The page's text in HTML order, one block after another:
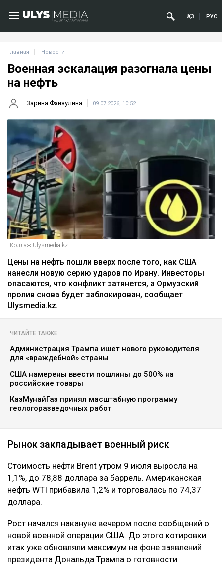
ҚАЗ РУС
Главная Новости
Военная эскалация разогнала цены
на нефть
Зарина Файзулина 09.07.2026, 10:52
Коллаж Ulysmedia.kz
Цены на нефть пошли вверх после того, как США
нанесли новую серию ударов по Ирану. Инвесторы
опасаются, что конфликт затянется, а Ормузский
пролив снова будет заблокирован, сообщает
Ulysmedia.kz.
ЧИТАЙТЕ ТАКЖЕ
Администрация Трампа ищет нового руководителя
для «враждебной» страны
США намерены ввести пошлины до 500% на
российские товары
КазМунайГаз принял масштабную программу
геологоразведочных работ
Рынок закладывает военный риск
Стоимость нефти Brent утром 9 июля выросла на
1,1%, до 78,88 доллара за баррель. Американская
нефть WTI прибавила 1,2% и торговалась по 74,37
доллара.
Рост начался накануне вечером после сообщений о
новой военной операции США. До этого котировки
итак уже обновляли максимум на фоне заявлений
президента Дональда Трампа о готовности